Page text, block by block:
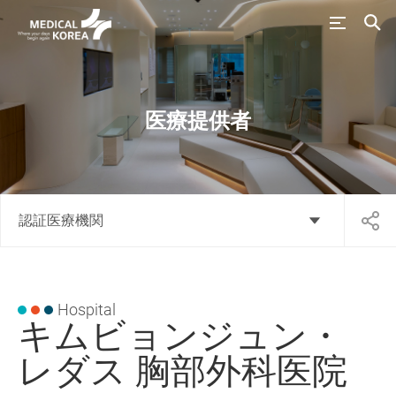
医療提供者
認証医療機関
Hospital
キムビョンジュン・
レダス 胸部外科医院